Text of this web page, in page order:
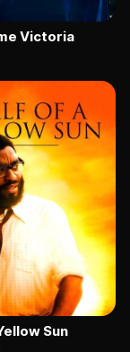
Victoria
Sun